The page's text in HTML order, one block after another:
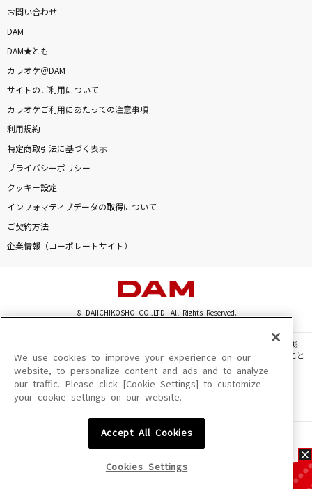
お問い合わせ
DAM
DAM★とも
カラオケ＠DAM
サイトのご利用について
カラオケご利用にあたっての注意事項
利用規約
特定商取引法に基づく表示
プライバシーポリシー
クッキー設定
インフォマティブデータの取得について
ご契約方法
企業情報（コーポレートサイト）
© DAIICHIKOSHO CO.,LTD. All Rights Reserved.
このサイトに掲載されている一切の文章・画像・写真・動画・音声等を、手段や形態
を問わず、著作権法の定める範囲を超えて無断で複製、転載、ファイル化などすること
を禁じます。
楽曲及びコンテンツは、機種によりご利用いただけない場合があります。
楽曲及びコンテンツの配信日、配信内容が変更になる場合があります。
We use cookies to improve your experience on our
website, to personalize content and ads and to analyze
our traffic. Please click [Cookie Settings] to customize
your cookie settings on our website.
Accept All Cookies
Cookies Settings